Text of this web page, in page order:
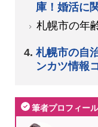
庫！婚活に
札幌市の年
札幌市の自
ンカツ情報
筆者プロフィー